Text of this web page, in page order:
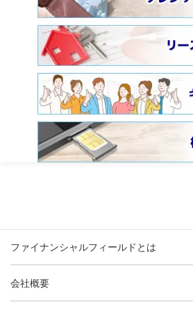
ファイナンシャルフィールドとは
会社概要